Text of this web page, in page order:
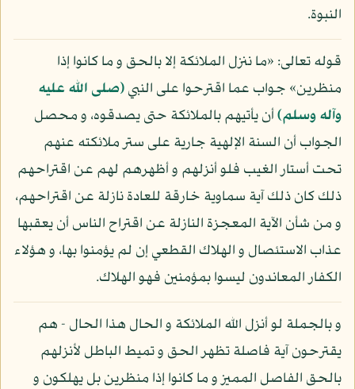
النبوة.
قوله تعالى: «ما ننزل الملائكة إلا بالحق و ما كانوا إذا
منظرين» جواب عما اقترحوا على النبي(صلى الله عليه
وآله وسلم)أن يأتيهم بالملائكة حتى يصدقوه، و محصل
الجواب أن السنة الإلهية جارية على ستر ملائكته عنهم
تحت أستار الغيب فلو أنزلهم و أظهرهم لهم عن اقتراحهم
ذلك كان ذلك آية سماوية خارقة للعادة نازلة عن اقتراحهم،
و من شأن الآية المعجزة النازلة عن اقتراح الناس أن يعقبها
عذاب الاستئصال و الهلاك القطعي إن لم يؤمنوا بها، و هؤلاء
الكفار المعاندون ليسوا بمؤمنين فهو الهلاك.
و بالجملة لو أنزل الله الملائكة و الحال هذا الحال - هم
يقترحون آية فاصلة تظهر الحق و تميط الباطل لأنزلهم
بالحق الفاصل المميز و ما كانوا إذا منظرين بل يهلكون و